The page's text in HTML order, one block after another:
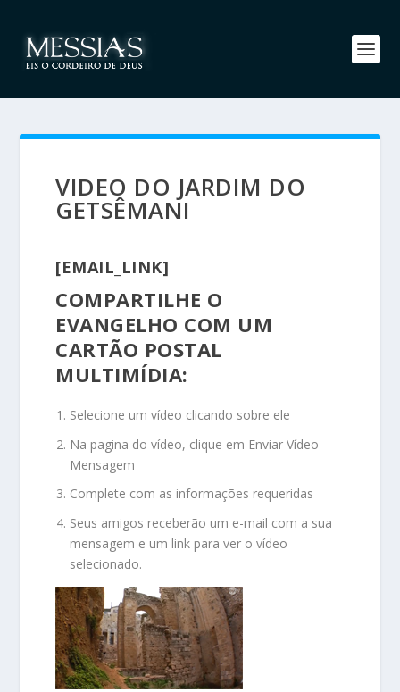
VIDEO DO JARDIM DO
GETSÊMANI
[EMAIL_LINK]
COMPARTILHE O
EVANGELHO COM UM
CARTÃO POSTAL
MULTIMÍDIA:
Selecione um vídeo clicando sobre ele
Na pagina do vídeo, clique em Enviar Vídeo
Mensagem
Complete com as informações requeridas
Seus amigos receberão um e-mail com a sua
mensagem e um link para ver o vídeo
selecionado.